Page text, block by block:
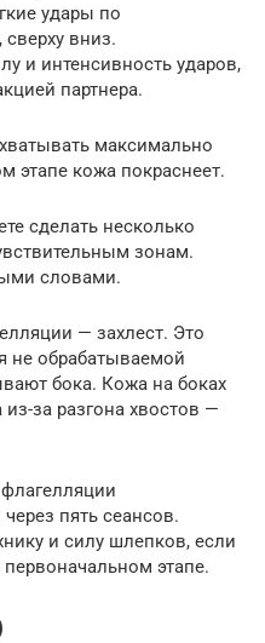
удары по
вниз.
и интенсивность ударов,
партнера.
максимально
этапе кожа покраснеет.
сделать несколько
зонам.
словами.
— захлест. Это
не обрабатываемой
бока. Кожа на боках
за разгона хвостов —
пять сеансов.
и силу шлепков, если
этапе.